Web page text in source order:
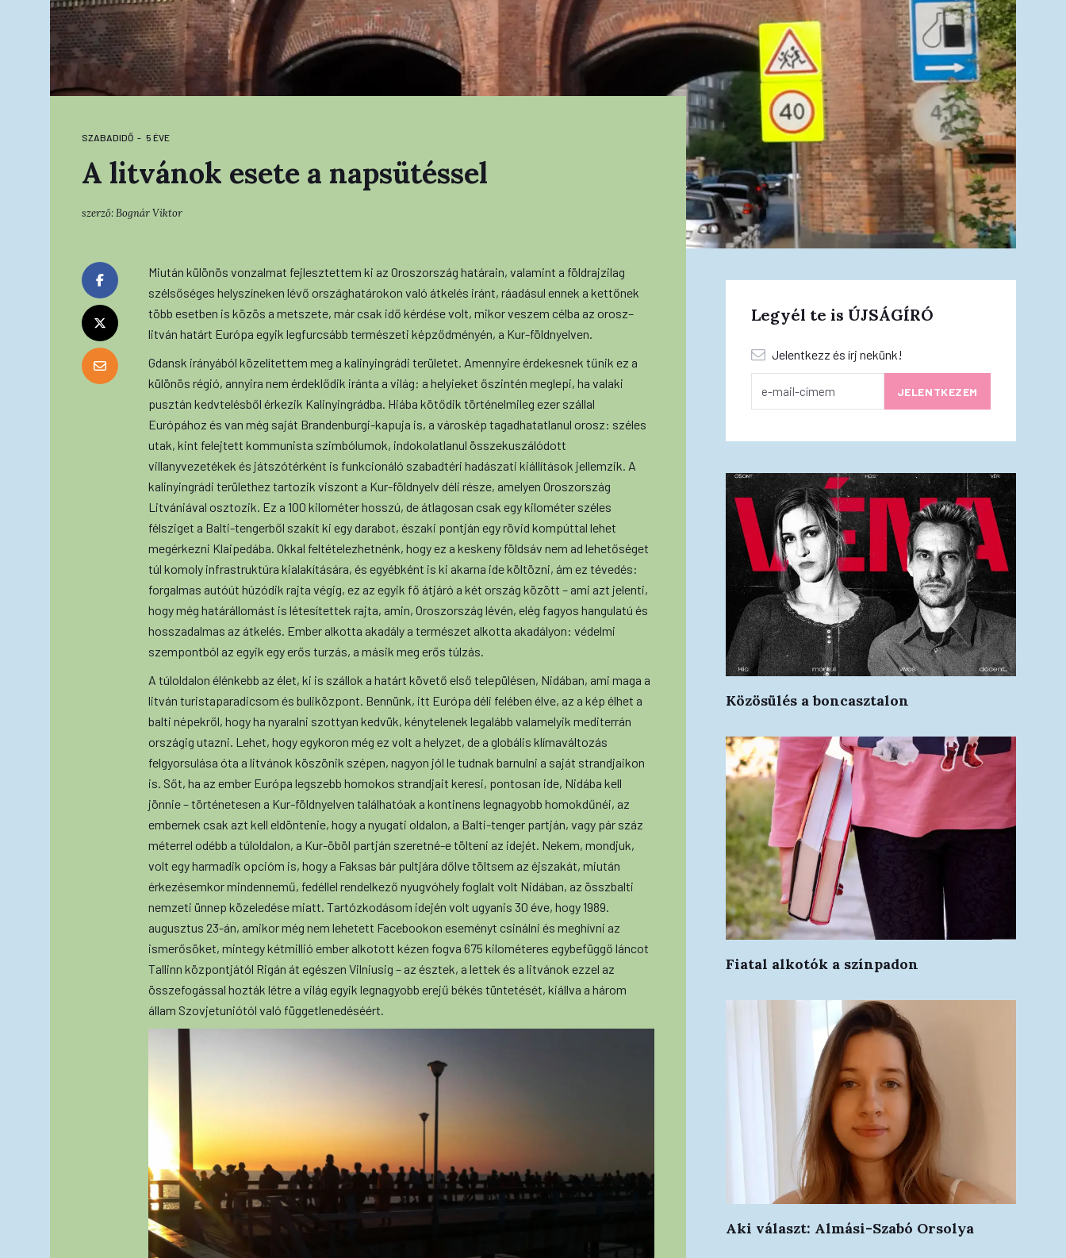
SZABADIDŐ 5 ÉVE
A litvánok esete a napsütéssel
szerző:Bognár Viktor
Miután különös vonzalmat fejlesztettem ki az Oroszország határain, valamint a földrajzilag
szélsőséges helyszíneken lévő országhatárokon való átkelés iránt, ráadásul ennek a kettőnek
több esetben is közös a metszete, már csak idő kérdése volt, mikor veszem célba az orosz–
litván határt Európa egyik legfurcsább természeti képződményén, a Kur-földnyelven.
Gdansk irányából közelítettem meg a kalinyingrádi területet. Amennyire érdekesnek tűnik ez a
különös régió, annyira nem érdeklődik iránta a világ: a helyieket őszintén meglepi, ha valaki
pusztán kedvtelésből érkezik Kalinyingrádba. Hiába kötődik történelmileg ezer szállal
Európához és van még saját Brandenburgi-kapuja is, a városkép tagadhatatlanul orosz: széles
utak, kint felejtett kommunista szimbólumok, indokolatlanul összekuszálódott
villanyvezetékek és játszótérként is funkcionáló szabadtéri hadászati kiállítások jellemzik. A
kalinyingrádi területhez tartozik viszont a Kur-földnyelv déli része, amelyen Oroszország
Litvániával osztozik. Ez a 100 kilométer hosszú, de átlagosan csak egy kilométer széles
félsziget a Balti-tengerből szakít ki egy darabot, északi pontján egy rövid kompúttal lehet
megérkezni Klaipedába. Okkal feltételezhetnénk, hogy ez a keskeny földsáv nem ad lehetőséget
túl komoly infrastruktúra kialakítására, és egyébként is ki akarna ide költözni, ám ez tévedés:
forgalmas autóút húzódik rajta végig, ez az egyik fő átjáró a két ország között – ami azt jelenti,
hogy még határállomást is létesítettek rajta, amin, Oroszország lévén, elég fagyos hangulatú és
hosszadalmas az átkelés. Ember alkotta akadály a természet alkotta akadályon: védelmi
szempontból az egyik egy erős turzás, a másik meg erős túlzás.
A túloldalon élénkebb az élet, ki is szállok a határt követő első településen, Nidában, ami maga a
litván turistaparadicsom és buliközpont. Bennünk, itt Európa déli felében élve, az a kép élhet a
balti népekről, hogy ha nyaralni szottyan kedvük, kénytelenek legalább valamelyik mediterrán
országig utazni. Lehet, hogy egykoron még ez volt a helyzet, de a globális klímaváltozás
felgyorsulása óta a litvánok köszönik szépen, nagyon jól le tudnak barnulni a saját strandjaikon
is. Sőt, ha az ember Európa legszebb homokos strandjait keresi, pontosan ide, Nidába kell
jönnie – történetesen a Kur-földnyelven találhatóak a kontinens legnagyobb homokdűnéi, az
embernek csak azt kell eldöntenie, hogy a nyugati oldalon, a Balti-tenger partján, vagy pár száz
méterrel odébb a túloldalon, a Kur-öböl partján szeretné-e tölteni az idejét. Nekem, mondjuk,
volt egy harmadik opcióm is, hogy a Faksas bár pultjára dőlve töltsem az éjszakát, miután
érkezésemkor mindennemű, fedéllel rendelkező nyugvóhely foglalt volt Nidában, az összbalti
nemzeti ünnep közeledése miatt. Tartózkodásom idején volt ugyanis 30 éve, hogy 1989.
augusztus 23-án, amikor még nem lehetett Facebookon eseményt csinálni és meghívni az
ismerősöket, mintegy kétmillió ember alkotott kézen fogva 675 kilométeres egybefüggő láncot
Tallinn központjától Rigán át egészen Vilniusig – az észtek, a lettek és a litvánok ezzel az
összefogással hozták létre a világ egyik legnagyobb erejű békés tüntetését, kiállva a három
állam Szovjetuniótól való függetlenedéséért.
Legyél te is ÚJSÁGÍRÓ
Jelentkezz és írj nekünk!
Közösülés a boncasztalon
Fiatal alkotók a színpadon
Aki választ: Almási-Szabó Orsolya